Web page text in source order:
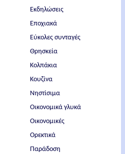
Εκδηλώσεις
Εποχιακά
Εύκολες συνταγές
Θρησκεία
Κολπάκια
Κουζίνα
Νηστίσιμα
Οικονομικά γλυκά
Οικονομικές
Ορεκτικά
Παράδοση